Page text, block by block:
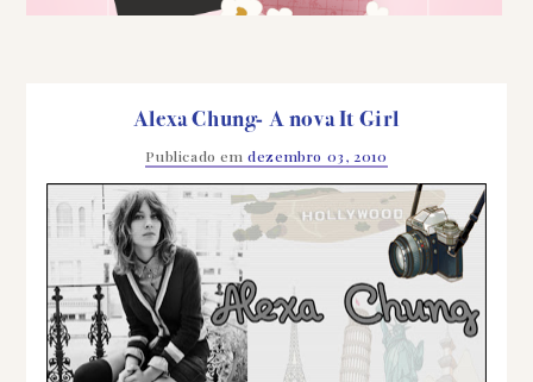
Alexa Chung- A nova It Girl
Publicado emdezembro 03, 2010